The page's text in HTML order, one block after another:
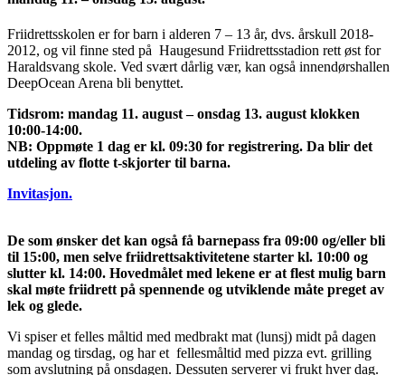
Friidrettsskolen er for barn i alderen 7 – 13 år, dvs. årskull 2018-
2012, og vil finne sted på Haugesund Friidrettsstadion rett øst for
Haraldsvang skole. Ved svært dårlig vær, kan også innendørshallen
DeepOcean Arena bli benyttet.
Tidsrom: mandag 11. august – onsdag 13. august klokken
10:00-14:00.
NB: Oppmøte 1 dag er kl. 09:30 for registrering. Da blir det
utdeling av flotte t-skjorter til barna.
Invitasjon.
De som ønsker det kan også få barnepass fra 09:00 og/eller bli
til 15:00, men selve friidrettsaktivitetene starter kl. 10:00 og
slutter kl. 14:00. Hovedmålet med lekene er at flest mulig barn
skal møte friidrett på spennende og utviklende måte preget av
lek og glede.
Vi spiser et felles måltid med medbrakt mat (lunsj) midt på dagen
mandag og tirsdag, og har et fellesmåltid med pizza evt. grilling
som avslutning på onsdagen. Dessuten serverer vi frukt hver dag.